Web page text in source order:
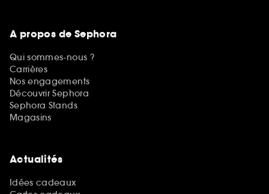
A propos de Sephora
Qui sommes-nous ?
Carrières
Nos engagements
Découvrir Sephora
Sephora Stands
Magasins
Actualités
Idées cadeaux